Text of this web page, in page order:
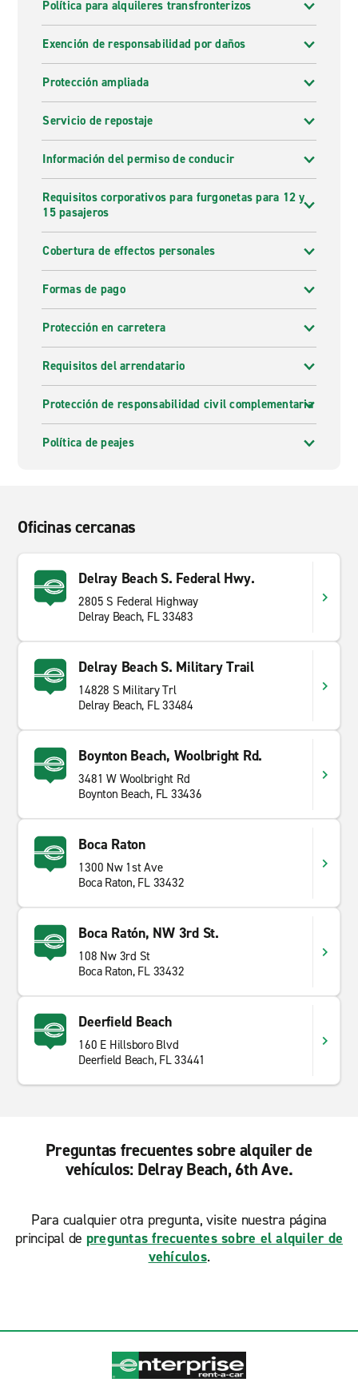
Política para alquileres transfronterizos
Exención de responsabilidad por daños
Protección ampliada
Servicio de repostaje
Información del permiso de conducir
Requisitos corporativos para furgonetas para 12 y
15 pasajeros
Cobertura de effectos personales
Formas de pago
Protección en carretera
Requisitos del arrendatario
Protección de responsabilidad civil complementaria
Política de peajes
Oficinas cercanas
Delray Beach S. Federal Hwy.
2805 S Federal Highway
Delray Beach, FL 33483
Delray Beach S. Military Trail
14828 S Military Trl
Delray Beach, FL 33484
Boynton Beach, Woolbright Rd.
3481 W Woolbright Rd
Boynton Beach, FL 33436
Boca Raton
1300 Nw 1st Ave
Boca Raton, FL 33432
Boca Ratón, NW 3rd St.
108 Nw 3rd St
Boca Raton, FL 33432
Deerfield Beach
160 E Hillsboro Blvd
Deerfield Beach, FL 33441
Preguntas frecuentes sobre alquiler de
vehículos: Delray Beach, 6th Ave.
Para cualquier otra pregunta, visite nuestra página
principal de preguntas frecuentes sobre el alquiler de
vehículos.